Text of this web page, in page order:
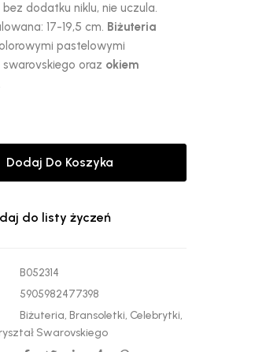
dodatku niklu, nie uczula.
17-19,5 cm. Biżuteria
pastelowymi
swarovskiego oraz okiem
Dodaj Do Koszyka
do listy życzeń
B052314
5905982477398
Biżuteria, Bransoletki, Celebrytki,
Swarovskiego